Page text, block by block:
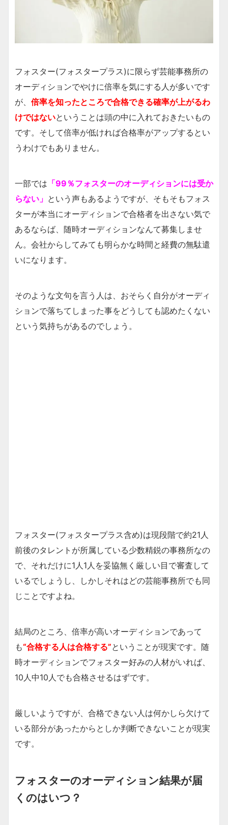
フォスター(フォスタープラス)に限らず芸能事務所の
オーディションでやけに倍率を気にする人が多いです
が、 倍率を知ったところで合格できる確率が上がるわ
けではないということは頭の中に入れておきたいもの
です。そして倍率が低ければ合格率がアップするとい
うわけでもありません。
一部では 「99％フォスターのオーディションには受か
らない」 という声もあるようですが、そもそもフォス
ターが本当にオーディションで合格者を出さない気で
あるならば、随時オーディションなんて募集しませ
ん。会社からしてみても明らかな時間と経費の無駄遣
いになります。
そのような文句を言う人は、おそらく自分がオーディ
ションで落ちてしまった事をどうしても認めたくない
という気持ちがあるのでしょう。
フォスター(フォスタープラス含め)は現段階で約21人
前後のタレントが所属している少数精鋭の事務所なの
で、それだけに1人1人を妥協無く厳しい目で審査して
いるでしょうし、しかしそれはどの芸能事務所でも同
じことですよね。
結局のところ、倍率が高いオーディションであって
も“合格する人は合格する”ということが現実です。随
時オーディションでフォスター好みの人材がいれば、
10人中10人でも合格させるはずです。
厳しいようですが、合格できない人は何かしら欠けて
いる部分があったからとしか判断できないことが現実
です。
フォスターのオーディション結果が届
くのはいつ？